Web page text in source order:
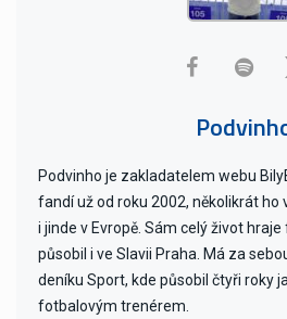
Podvinho je zakladatelem webu
fandí už od roku 2002, několikrát ho
i jinde v Evropě. Sám celý život
působil i ve Slavii Praha. Má za
deníku Sport, kde působil čtyři roky
fotbalovým trenérem.